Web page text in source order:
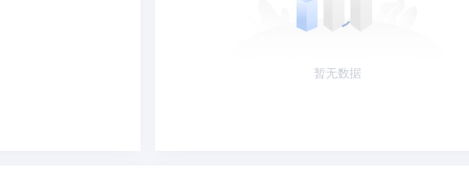
暂无数据